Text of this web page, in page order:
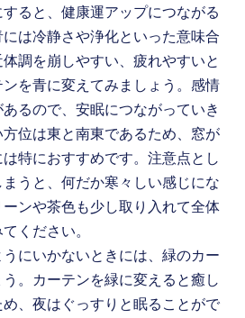
ると、健康運アップにつながる
は冷静さや浄化といった意味合
調を崩しやすい、疲れやすいと
を青に変えてみましょう。感情
るので、安眠につながっていき
位は東と南東であるため、窓が
特におすすめです。注意点とし
うと、何だか寒々しい感じにな
ンや茶色も少し取り入れて全体
ください。
にいかないときには、緑のカー
。カーテンを緑に変えると癒し
、夜はぐっすりと眠ることがで